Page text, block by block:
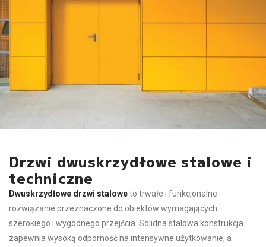
Drzwi dwuskrzydłowe stalowe i
techniczne
Dwuskrzydłowe drzwi staloweto trwałe i funkcjonalne
rozwiązanie przeznaczone do obiektów wymagających
szerokiego i wygodnego przejścia. Solidna stalowa konstrukcja
zapewnia wysoką odporność na intensywne użytkowanie, a